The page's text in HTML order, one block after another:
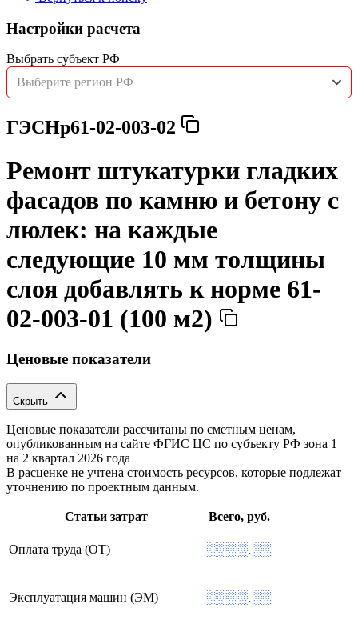
Настройки расчета
Выбрать субъект РФ
Выберите регион РФ
ГЭСНр61-02-003-02
Ремонт штукатурки гладких
фасадов по камню и бетону с
люлек: на каждые
следующие 10 мм толщины
слоя добавлять к норме 61-
02-003-01 (100 м2)
Ценовые показатели
Скрыть
Ценовые показатели рассчитаны по сметным ценам,
опубликованным на сайте ФГИС ЦС по субъекту РФ зона 1
на 2 квартал 2026 года
В расценке не учтена стоимость ресурсов, которые подлежат
уточнению по проектным данным.
Статьи затрат Всего, руб.
Оплата труда (ОТ) ░░░░.░░
Эксплуатация машин (ЭМ) ░░░░.░░